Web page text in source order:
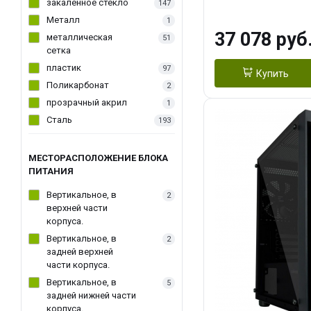
закаленное стекло 147
Металл 1
металлическая
сетка
51
пластик 97
Поликарбонат 2
прозрачный акрил 1
Сталь 193
МЕСТОРАСПОЛОЖЕНИЕ БЛОКА
ПИТАНИЯ
Вертикальное, в
верхней части
корпуса.
2
Вертикальное, в
задней верхней
части корпуса.
2
Вертикальное, в
задней нижней части
корпуса.
5
37 078 руб.
Купить